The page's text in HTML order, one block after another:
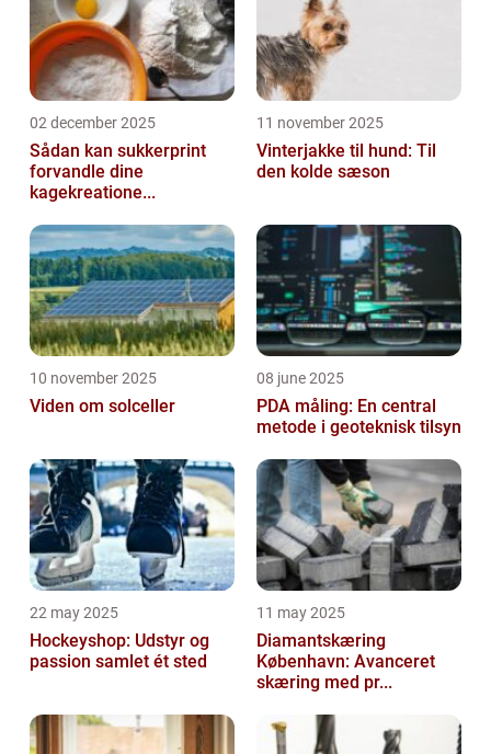
02 december 2025
Sådan kan sukkerprint
forvandle dine
kagekreatione...
11 november 2025
Vinterjakke til hund: Til
den kolde sæson
10 november 2025
Viden om solceller
08 june 2025
PDA måling: En central
metode i geoteknisk tilsyn
22 may 2025
Hockeyshop: Udstyr og
passion samlet ét sted
11 may 2025
Diamantskæring
København: Avanceret
skæring med pr...